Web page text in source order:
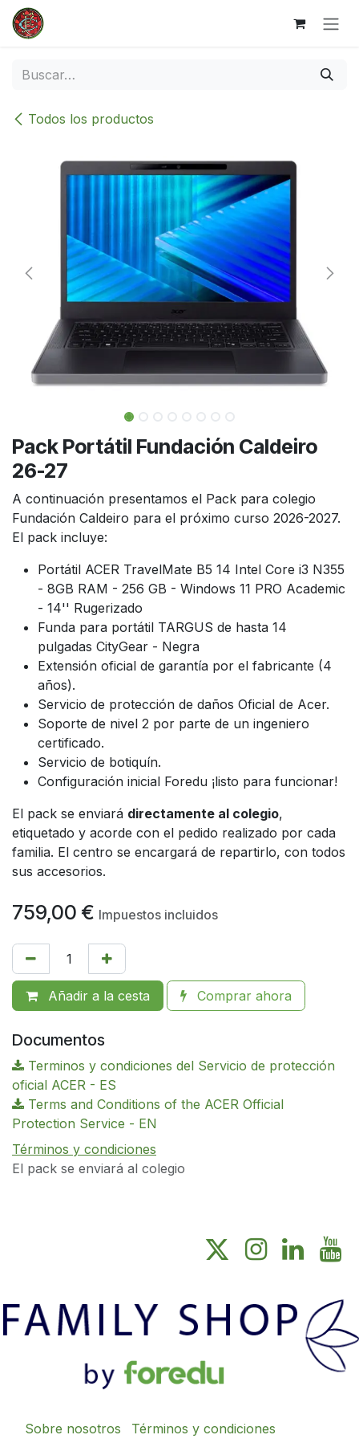
Ir al contenido
Todos los productos
Pack Portátil Fundación Caldeiro
26-27
A continuación presentamos el Pack para colegio
Fundación Caldeiro para el próximo curso 2026-2027.
El pack incluye:
Portátil ACER TravelMate B5 14 Intel Core i3 N355
- 8GB RAM - 256 GB - Windows 11 PRO Academic
- 14'' Rugerizado
Funda para portátil TARGUS de hasta 14
pulgadas CityGear - Negra
Extensión oficial de garantía por el fabricante (4
años).
Servicio de protección de daños Oficial de Acer.
Soporte de nivel 2 por parte de un ingeniero
certificado.
Servicio de botiquín.
Configuración inicial Foredu ¡listo para funcionar!
El pack se enviará directamente al colegio,
etiquetado y acorde con el pedido realizado por cada
familia. El centro se encargará de repartirlo, con todos
sus accesorios.
759,00 € Impuestos incluidos
Añadir a la cesta Comprar ahora
Documentos
Terminos y condiciones del Servicio de protección
oficial ACER - ES
Terms and Conditions of the ACER Official
Protection Service - EN
Términos y condiciones
El pack se enviará al colegio
Sobre nosotros Términos y condiciones